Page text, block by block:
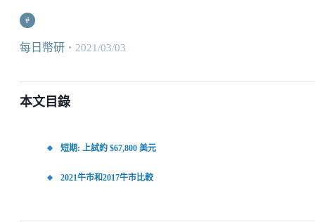
#
每日幣研 ・ 2021/03/03
本文目錄
短期: 上試約 $67,800 美元
2021牛市和2017牛市比較